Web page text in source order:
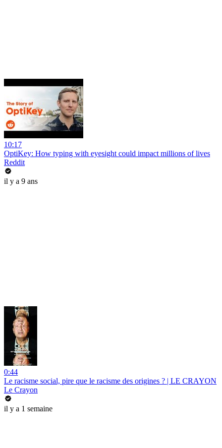
10:17
OptiKey: How typing with eyesight could impact millions of lives
Reddit
il y a 9 ans
0:44
Le racisme social, pire que le racisme des origines ? | LE CRAYON
Le Crayon
il y a 1 semaine